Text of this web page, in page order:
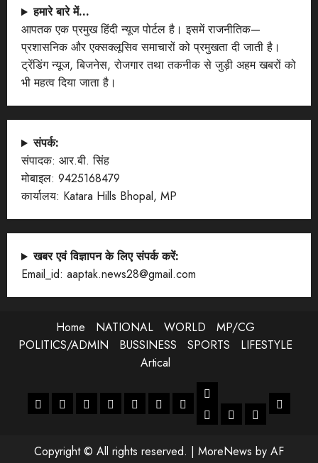
हमारे बारे में…
आपतक एक प्रमुख हिंदी न्यूज पोर्टल है। इसमें राजनीतिक—
प्रशासनिक और एक्सक्लूसिव समाचारों को प्रमुखता दी जाती है।
ट्रेंडिंग न्यूज, बिजनेस, रोजगार तथा तकनीक से जुड़ी अहम खबरों को
भी महत्व दिया जाता है।
संपर्क:
संपादक: आर.बी. सिंह
मोबाइल: 9425168479
कार्यालय: Katara Hills Bhopal, MP
खबर एवं विज्ञापन के लिए संपर्क करें:
Email_id: aaptak.news28@gmail.com
Home NATIONAL WORLD
MP/CG
POLITICS/ADMIN
BUSSINESS SPORTS
LIFESTYLE
Artical
HomeNATIONAL
WORLDMP/CGPOLITICS/ADMIN
BUSSINESS
SPORTS
LIFESTYLE
ENTERTANMENT
JOB LIFESTYLE
Artical
Copyright © All rights reserved. | MoreNews by AF